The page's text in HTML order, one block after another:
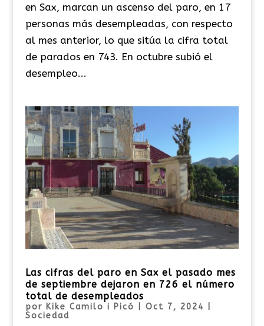
en Sax, marcan un ascenso del paro, en 17
personas más desempleadas, con respecto
al mes anterior, lo que sitúa la cifra total
de parados en 743. En octubre subió el
desempleo...
Las cifras del paro en Sax el pasado mes
de septiembre dejaron en 726 el número
total de desempleados
por Kike Camilo i Picó Oct 7, 2024
Sociedad